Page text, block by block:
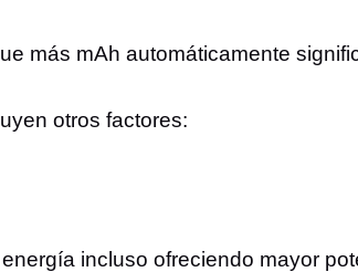
más mAh automáticamente
otros factores:
incluso ofreciendo mayor